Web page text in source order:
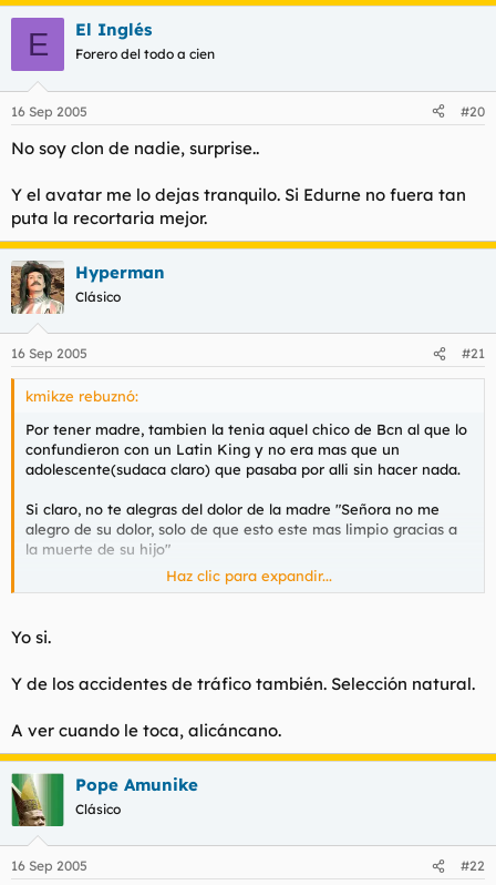
E El Inglés
Forero del todo a cien
16 Sep 2005 #20
No soy clon de nadie, surprise..
Y el avatar me lo dejas tranquilo. Si Edurne no fuera tan
puta la recortaria mejor.
Hyperman
Clásico
16 Sep 2005 #21
kmikze rebuznó:
Por tener madre, tambien la tenia aquel chico de Bcn al que lo
confundieron con un Latin King y no era mas que un
adolescente(sudaca claro) que pasaba por alli sin hacer nada.
Si claro, no te alegras del dolor de la madre "Señora no me
alegro de su dolor, solo de que esto este mas limpio gracias a
la muerte de su hijo"
Por esa regla de 3 cada vez que muera un Anarka o un Nazi en
Haz clic para expandir...
Yo si.
Y de los accidentes de tráfico también. Selección natural.
A ver cuando le toca, alicáncano.
Pope Amunike
Clásico
16 Sep 2005 #22